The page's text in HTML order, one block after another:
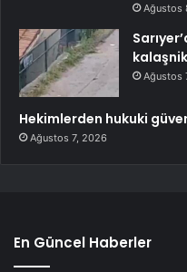
Ağustos
Ağustos
Hekimlerden hukuki
Ağustos 7, 2026
En Güncel Haberler